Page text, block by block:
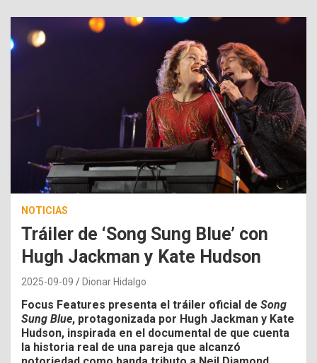
NOTICIAS
Tráiler de ‘Song Sung Blue’ con
Hugh Jackman y Kate Hudson
2025-09-09 Dionar Hidalgo
Focus Features presenta el tráiler oficial de Song
Sung Blue, protagonizada por Hugh Jackman y Kate
Hudson, inspirada en el documental de que cuenta
la historia real de una pareja que alcanzó